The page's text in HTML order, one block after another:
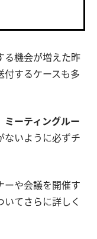
る機会が増えた昨
付するケースも多
ミーティングルー
ないように必ずチ
ーや会議を開催す
てさらに詳しく